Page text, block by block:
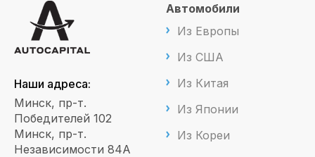
Наши адреса:
Минск, пр-т.
Победителей 102
Минск, пр-т.
Независимости 84А
Автомобили
Из Европы
Из США
Из Китая
Из Японии
Из Кореи